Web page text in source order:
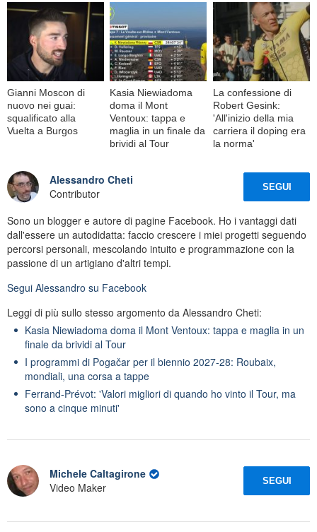
Gianni Moscon di
nuovo nei guai:
squalificato alla
Vuelta a Burgos
Kasia Niewiadoma
doma il Mont
Ventoux: tappa e
maglia in un finale da
brividi al Tour
La confessione di
Robert Gesink:
'All'inizio della mia
carriera il doping era
la norma'
Alessandro Cheti
Contributor
SEGUI
Sono un blogger e autore di pagine Facebook. Ho i vantaggi dati
dall'essere un autodidatta: faccio crescere i miei progetti seguendo
percorsi personali, mescolando intuito e programmazione con la
passione di un artigiano d'altri tempi.
Segui Alessandro su Facebook
Leggi di più sullo stesso argomento da Alessandro Cheti:
Kasia Niewiadoma doma il Mont Ventoux: tappa e maglia in un
finale da brividi al Tour
I programmi di Pogačar per il biennio 2027-28: Roubaix,
mondiali, una corsa a tappe
Ferrand-Prévot: 'Valori migliori di quando ho vinto il Tour, ma
sono a cinque minuti'
Michele Caltagirone
Video Maker
SEGUI